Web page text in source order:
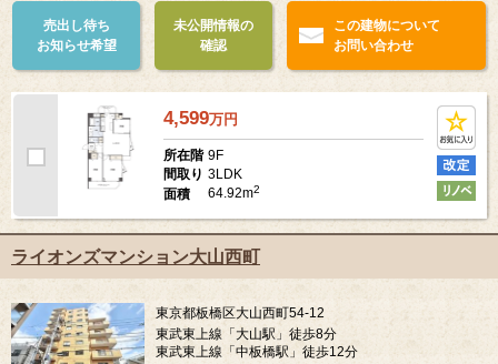
売出し待ち
お知らせ希望
未公開情報の
確認
この建物について
お問い合わせ
4,599万円
所在階 9F
間取り 3LDK
面積
64.92m2
ライオンズマンション大山西町
東京都板橋区大山西町54-12
東武東上線「大山駅」徒歩8分
東武東上線「中板橋駅」徒歩12分